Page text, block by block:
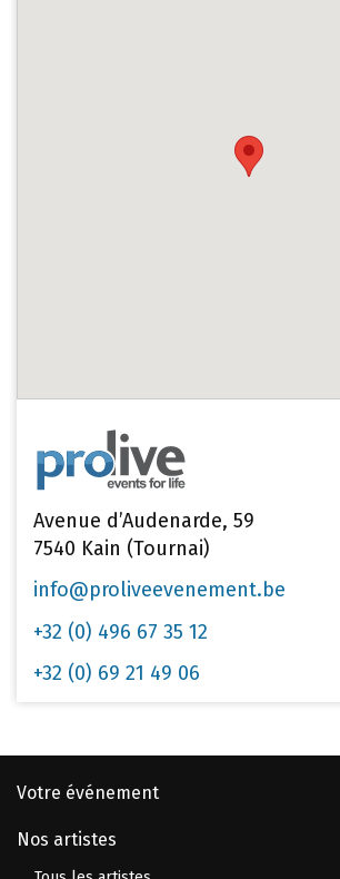
Avenue d’Audenarde, 59
7540 Kain (Tournai)
info@proliveevenement.be
+32 (0) 496 67 35 12
+32 (0) 69 21 49 06
Votre événement
Nos artistes